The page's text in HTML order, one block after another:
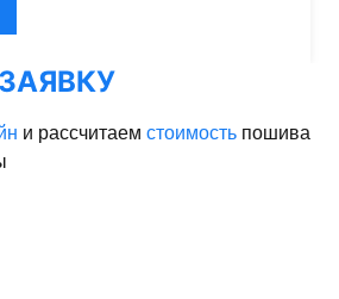
ЗАЯВКУ
и рассчитаем стоимость пошива